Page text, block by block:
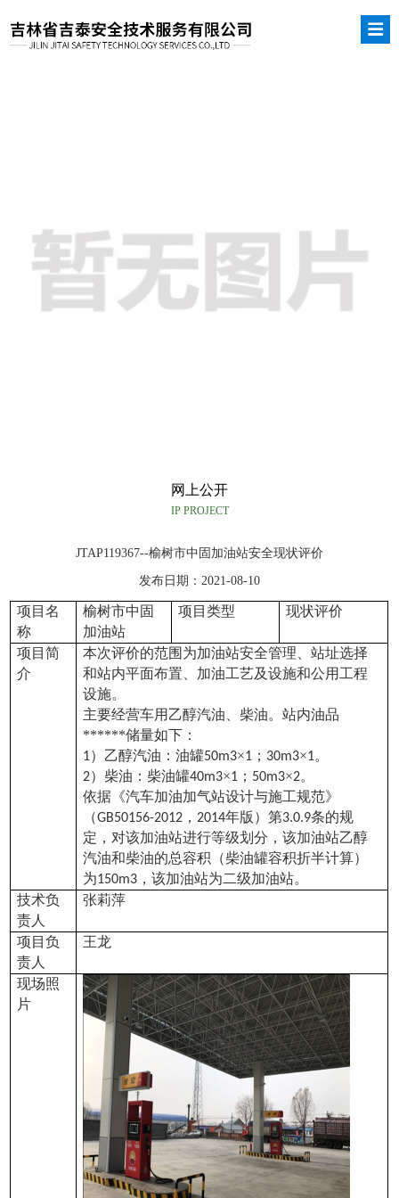
网上公开
IP PROJECT
JTAP119367--榆树市中固加油站安全现状评价
发布日期：2021-08-10
项目名
称
榆树市中固
加油站
项目类型 现状评价
项目简
介
本次评价的范围为加油站安全管理、站址选择
和站内平面布置、加油工艺及设施和公用工程
设施。
主要经营车用乙醇汽油、柴油。站内油品
******储量如下：
1）乙醇汽油：油罐50m3×1 ； 30m3×1。
2）柴油：柴油罐40m3×1 ； 50m3×2。
依据《汽车加油加气站设计与施工规范》
（GB50156-2012 ， 2014年版）第3.0.9条的规
定，对该加油站进行等级划分，该加油站乙醇
汽油和柴油的总容积（柴油罐容积折半计算）
为150m3 ，该加油站为二级加油站。
技术负
责人
张莉萍
项目负
责人
王龙
现场照
片